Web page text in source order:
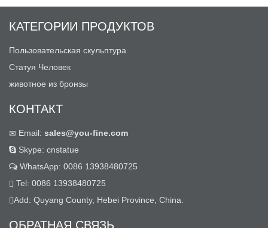
КАТЕГОРИИ ПРОДУКТОВ
Пользовательская скульптура
Статуя Человек
животное из бронзы
КОНТАКТ
Email: sales@you-fine.com
Skype: cnstatue
WhatsApp: 0086 13938480725
Tel: 0086 13938480725
Add: Quyang County, Hebei Province, China.
ОБРАТНАЯ СВЯЗЬ